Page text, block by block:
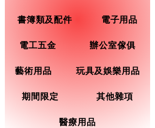
書簿類及配件 電子用品
電工五金 辦公室傢俱
藝術用品 玩具及娛樂用品
期間限定 其他雜項
醫療用品